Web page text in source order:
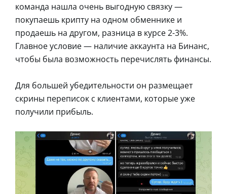
команда нашла очень выгодную связку —
покупаешь крипту на одном обменнике и
продаешь на другом, разница в курсе 2-3%.
Главное условие — наличие аккаунта на Бинанс,
чтобы была возможность перечислять финансы.
Для большей убедительности он размещает
скрины переписок с клиентами, которые уже
получили прибыль.